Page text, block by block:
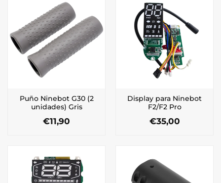
Puño Ninebot G30 (2
unidades) Gris
€11,90
Display para Ninebot
F2/F2 Pro
€35,00